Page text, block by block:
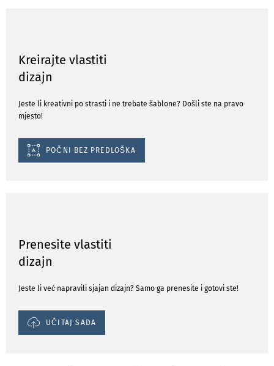
Kreirajte vlastiti
dizajn
Jeste li kreativni po strasti i ne trebate šablone? Došli ste na pravo
mjesto!
POČNI BEZ PREDLOŠKA
Prenesite vlastiti
dizajn
Jeste li već napravili sjajan dizajn? Samo ga prenesite i gotovi ste!
UČITAJ SADA